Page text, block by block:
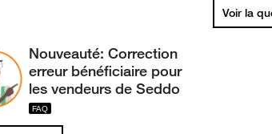
Voir la
Nouveauté: Correction
erreur bénéficiaire pour
les vendeurs de Seddo